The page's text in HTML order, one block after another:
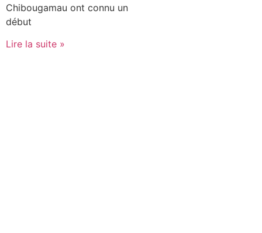
Chibougamau ont connu un
début
Lire la suite »